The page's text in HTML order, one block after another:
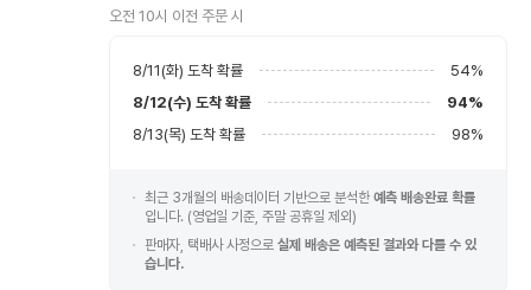
오전 10시 이전 주문 시
8/11(화) 도착 확률 54%
8/12(수) 도착 확률 94%
8/13(목) 도착 확률 98%
최근 3개월의 배송데이터 기반으로 분석한 예측 배송완료 확률
입니다. (영업일 기준, 주말 공휴일 제외)
판매자, 택배사 사정으로 실제 배송은 예측된 결과와 다를 수 있
습니다.